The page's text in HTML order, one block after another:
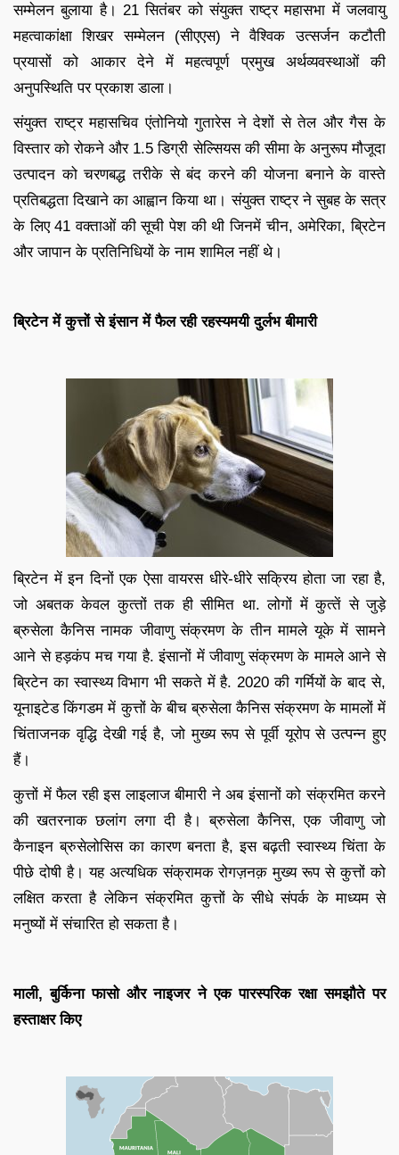
सम्मेलन बुलाया है। 21 सितंबर को संयुक्त राष्ट्र महासभा में जलवायु
महत्वाकांक्षा शिखर सम्मेलन (सीएएस) ने वैश्विक उत्सर्जन कटौती
प्रयासों को आकार देने में महत्वपूर्ण प्रमुख अर्थव्यवस्थाओं की
अनुपस्थिति पर प्रकाश डाला।
संयुक्त राष्ट्र महासचिव एंतोनियो गुतारेस ने देशों से तेल और गैस के
विस्तार को रोकने और 1.5 डिग्री सेल्सियस की सीमा के अनुरूप मौजूदा
उत्पादन को चरणबद्ध तरीके से बंद करने की योजना बनाने के वास्ते
प्रतिबद्धता दिखाने का आह्वान किया था। संयुक्त राष्ट्र ने सुबह के सत्र
के लिए 41 वक्ताओं की सूची पेश की थी जिनमें चीन, अमेरिका, ब्रिटेन
और जापान के प्रतिनिधियों के नाम शामिल नहीं थे।
ब्रिटेन में कुत्तों से इंसान में फैल रही रहस्यमयी दुर्लभ बीमारी
ब्रिटेन में इन दिनों एक ऐसा वायरस धीरे-धीरे सक्रिय होता जा रहा है,
जो अबतक केवल कुत्‍तों तक ही सीमित था. लोगों में कुत्‍तें से जुड़े
ब्रुसेला कैनिस नामक जीवाणु संक्रमण के तीन मामले यूके में सामने
आने से हड़कंप मच गया है. इंसानों में जीवाणु संक्रमण के मामले आने से
ब्रिटेन का स्‍वास्‍थ्‍य विभाग भी सकते में है. 2020 की गर्मियों के बाद से,
यूनाइटेड किंगडम में कुत्तों के बीच ब्रुसेला कैनिस संक्रमण के मामलों में
चिंताजनक वृद्धि देखी गई है, जो मुख्य रूप से पूर्वी यूरोप से उत्पन्न हुए
हैं।
कुत्तों में फैल रही इस लाइलाज बीमारी ने अब इंसानों को संक्रमित करने
की खतरनाक छलांग लगा दी है। ब्रुसेला कैनिस, एक जीवाणु जो
कैनाइन ब्रुसेलोसिस का कारण बनता है, इस बढ़ती स्वास्थ्य चिंता के
पीछे दोषी है। यह अत्यधिक संक्रामक रोगज़नक़ मुख्य रूप से कुत्तों को
लक्षित करता है लेकिन संक्रमित कुत्तों के सीधे संपर्क के माध्यम से
मनुष्यों में संचारित हो सकता है।
माली, बुर्किना फासो और नाइजर ने एक पारस्परिक रक्षा समझौते पर
हस्ताक्षर किए